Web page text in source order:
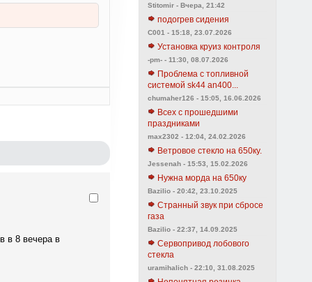
в 8 вечера в
Stitomir - Вчера, 21:42
подогрев сидения
C001 - 15:18, 23.07.2026
Установка круиз контроля
-pm- - 11:30, 08.07.2026
Проблема с топливной
системой sk44 an400...
chumaher126 - 15:05, 16.06.2026
Всех с прошедшими
праздниками
max2302 - 12:04, 24.02.2026
Ветровое стекло на 650ку.
Jessenah - 15:53, 15.02.2026
Нужна морда на 650ку
Bazilio - 20:42, 23.10.2025
Странный звук при сбросе
газа
Bazilio - 22:37, 14.09.2025
Сервопривод лобового
стекла
uramihalich - 22:10, 31.08.2025